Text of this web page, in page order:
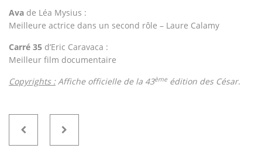
Ava de Léa Mysius :
Meilleure actrice dans un second rôle – Laure Calamy
Carré 35 d’Eric Caravaca :
Meilleur film documentaire
Copyrights :Affiche officielle de la 43ème édition des César.